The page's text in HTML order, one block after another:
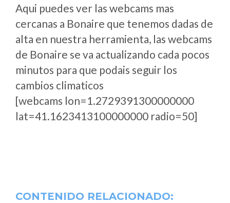
Aqui puedes ver las webcams mas
cercanas a Bonaire que tenemos dadas de
alta en nuestra herramienta, las webcams
de Bonaire se va actualizando cada pocos
minutos para que podais seguir los
cambios climaticos
[webcams lon=1.2729391300000000
lat=41.1623413100000000 radio=50]
CONTENIDO RELACIONADO: